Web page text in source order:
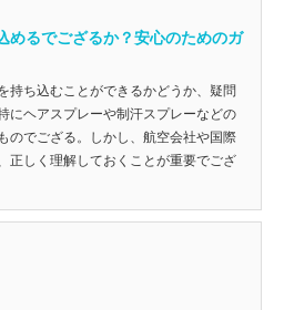
めるでござるか？安心のためのガ
持ち込むことができるかどうか、疑問
にヘアスプレーや制汗スプレーなどの
のでござる。しかし、航空会社や国際
正しく理解しておくことが重要でござ